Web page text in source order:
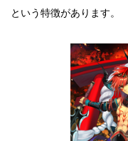
という特徴があります。